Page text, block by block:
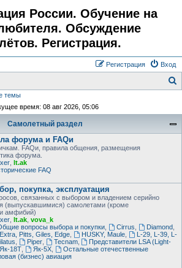
России. Обучение на
Обсуждение
Регистрация.
Вход
Регистрация
темы
время: 08 авг 2026, 05:06
Самолетный раздел
форума и FAQи
FAQи, правила общения, размещения
форума.
lt.ak
FAQ
покупка, эксплуатация
связанных с выбором и владением серийно
(выпускавшимися) самолетами (кроме
амфибий)
lt.ak vova_k
вопросы выбора и покупки, Cirrus Diamond,
Pitts, Giles, Edge, HUSKY, Maule,
L-29, L-39, L-
Piper, Tecnam,
Представители LSA (Light-
Як-18Т, Як-5Х,
Остальные отечественные
(бизнес) авиация